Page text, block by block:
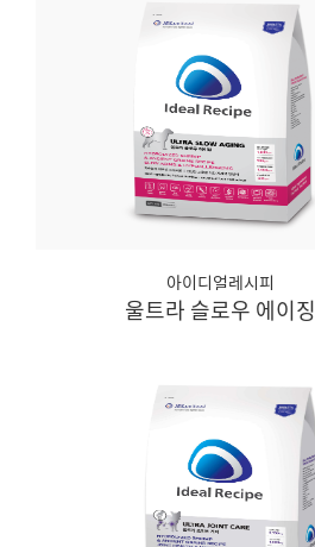
아이디얼레시피
울트라 슬로우 에이징